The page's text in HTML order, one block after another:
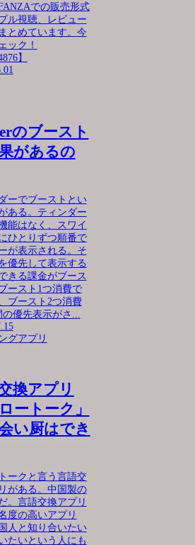
での販売形式
ル視聴、レビュー
とめています。今
ック！
】
のブースト
があるの
ーでブーストとい
ある。ティンダー
能はなく、スワイ
ひとりずつ順番で
が表示される。そ
優先して表示する
きる課金がブース
ースト1つ消費で
ブースト2つ消費
の優先表示がさ...
グアプリ
換アプリ
ートーク」
い厨はでき
ークと言う言語交
がある。中国製の
。言語交換アプリ
度の高いアプリ
人と知り合いたい
たいという人にも